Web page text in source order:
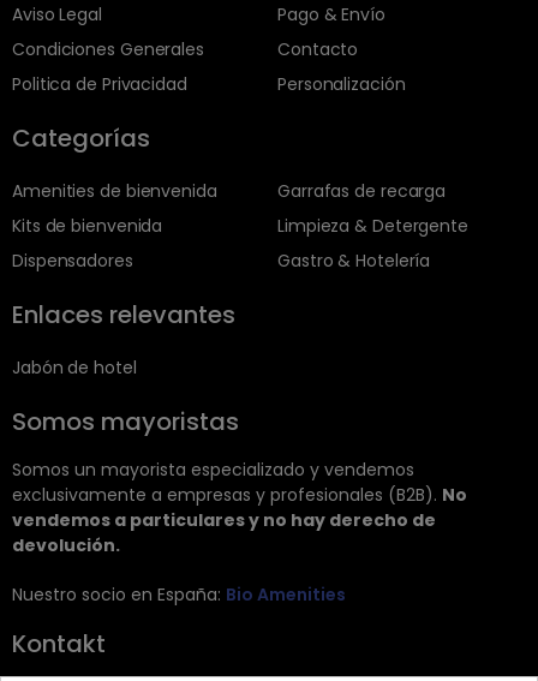
Aviso Legal
Condiciones Generales
Politica de Privacidad
Pago & Envío
Contacto
Personalización
Categorías
Amenities de bienvenida
Kits de bienvenida
Dispensadores
Garrafas de recarga
Limpieza & Detergente
Gastro & Hotelería
Enlaces relevantes
Jabón de hotel
Somos mayoristas
Somos un mayorista especializado y vendemos
exclusivamente a empresas y profesionales (B2B). No
vendemos a particulares y no hay derecho de
devolución.
Nuestro socio en España: Bio Amenities
Kontakt